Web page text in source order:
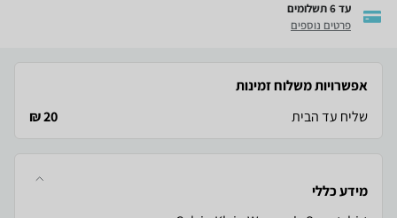
עד 6 תשלומים
פרטים נוספים
אפשרויות משלוח זמינות
שליח עד הבית
20 ₪
מידע כללי